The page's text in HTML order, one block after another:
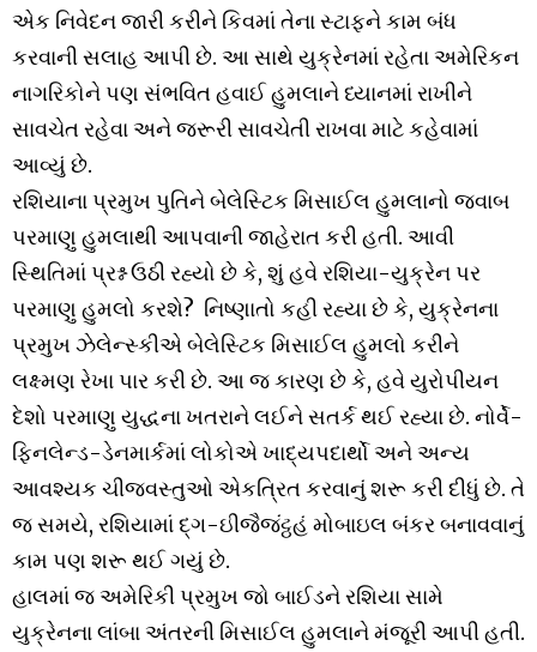
એક નિવેદન જારી કરીને કિવમાં તેના સ્ટાફને કામ બંધ
કરવાની સલાહ આપી છે. આ સાથે યુક્રેનમાં રહેતા અમેરિકન
નાગરિકોને પણ સંભવિત હવાઈ હુમલાને ધ્યાનમાં રાખીને
સાવચેત રહેવા અને જરૂરી સાવચેતી રાખવા માટે કહેવામાં
આવ્યું છે.
રશિયાના પ્રમુખ પુતિને બેલેસ્ટિક મિસાઈલ હુમલાનો જવાબ
પરમાણુ હુમલાથી આપવાની જાહેરાત કરી હતી. આવી
સ્થિતિમાં પ્રશ્ન ઉઠી રહ્યો છે કે, શું હવે રશિયા-યુક્રેન પર
પરમાણુ હુમલો કરશે? નિષ્ણાતો કહી રહ્યા છે કે, યુક્રેનના
પ્રમુખ ઝેલેન્સ્કીએ બેલેસ્ટિક મિસાઈલ હુમલો કરીને
લક્ષ્મણ રેખા પાર કરી છે. આ જ કારણ છે કે, હવે યુરોપીયન
દેશો પરમાણુ યુદ્ધના ખતરાને લઈને સતર્ક થઈ રહ્યા છે. નોર્વે-
ફિનલેન્ડ-ડેનમાર્કમાં લોકોએ ખાદ્યપદાર્થો અને અન્ય
આવશ્યક ચીજવસ્તુઓ એકત્રિત કરવાનું શરૂ કરી દીધું છે. તે
જ સમયે, રશિયામાં દ્ગ-ઇીજૈજંટ્ઠહં મોબાઇલ બંકર બનાવવાનું
કામ પણ શરૂ થઈ ગયું છે.
હાલમાં જ અમેરિકી પ્રમુખ જો બાઈડને રશિયા સામે
યુક્રેનના લાંબા અંતરની મિસાઈલ હુમલાને મંજૂરી આપી હતી.